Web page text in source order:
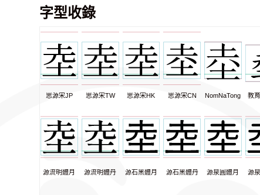
字型收錄
思源宋JP 思源宋TW 思源宋HK 思源宋CN NomNaTong 教
源流明體月 源流明體丹 源石黑體月 源石黑體丹 源泉圓體月 源